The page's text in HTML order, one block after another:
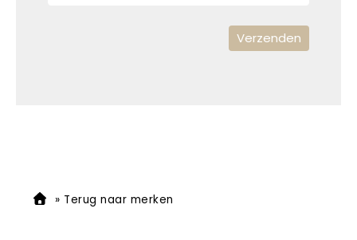
» Terug naar merken